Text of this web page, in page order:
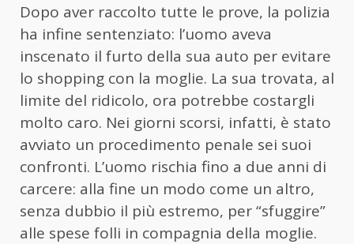
Dopo aver raccolto tutte le prove, la polizia
ha infine sentenziato: l’uomo aveva
inscenato il furto della sua auto per evitare
lo shopping con la moglie. La sua trovata, al
limite del ridicolo, ora potrebbe costargli
molto caro. Nei giorni scorsi, infatti, è stato
avviato un procedimento penale sei suoi
confronti. L’uomo rischia fino a due anni di
carcere: alla fine un modo come un altro,
senza dubbio il più estremo, per “sfuggire”
alle spese folli in compagnia della moglie.